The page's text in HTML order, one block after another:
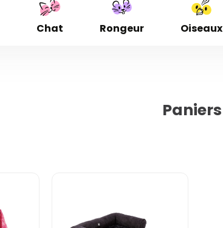
Chat Rongeur Oiseaux
Paniers